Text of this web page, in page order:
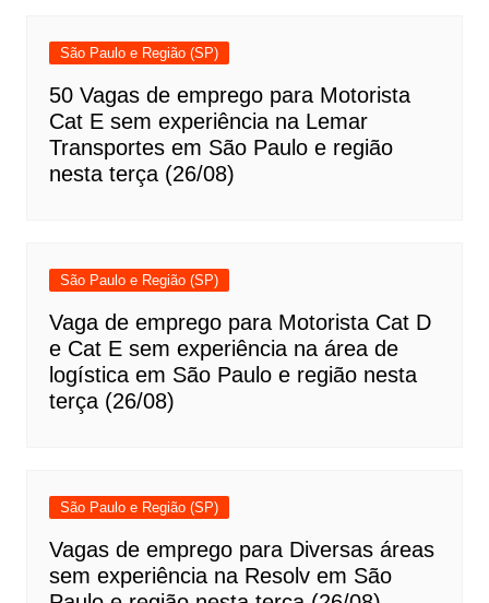
São Paulo e Região (SP)
50 Vagas de emprego para Motorista
Cat E sem experiência na Lemar
Transportes em São Paulo e região
nesta terça (26/08)
São Paulo e Região (SP)
Vaga de emprego para Motorista Cat D
e Cat E sem experiência na área de
logística em São Paulo e região nesta
terça (26/08)
São Paulo e Região (SP)
Vagas de emprego para Diversas áreas
sem experiência na Resolv em São